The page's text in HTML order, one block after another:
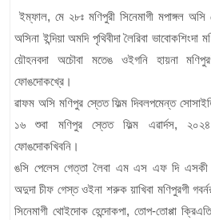
ইম্ফাল, মে ২৮ঃ মণিপুরী সিনেমাগী মপাঙ্গল
অসিনা ইন্দিয়া অমদি পৃথিবীদা লৈরিবা ভাবোকশিংদা
য়ৌহনবদা অচৌবা মতেঙ ওইগনি হায়না
ফোঙদোকখ্রে।
ৱাফম অসি মণিপুর স্তেত ফিল্ম দিবলপমেন্ত
১৬ শুবা মণিপুর স্তেত ফিল্ম এৱার্দস, ২০২৪
ফোঙদোকখিবনি।
ঙসি পেলেস গেত্তা লৈবা এম এস এফ দি এসকী
অদুদা চীফ গেস্ত ওইনা শরুক য়াখিবা মণিপুরগী
সিনেমাগী থোইদোক হেন্দোকপা, তোপ-তোপ্পা